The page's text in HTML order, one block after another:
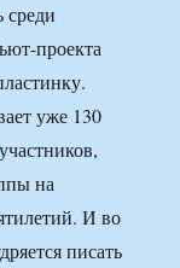
среди
проекта
уже 130
на
И во
писать